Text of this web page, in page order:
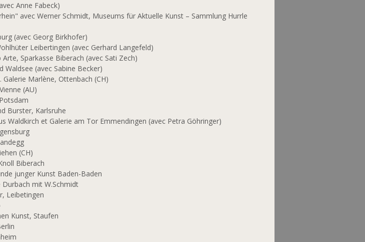
Anne Fabeck)
avec Werner Schmidt, Museums für Aktuelle Kunst – Sammlung Hurrle
(avec Georg Birkhofer)
Leibertingen (avec Gerhard Langefeld)
Sparkasse Biberach (avec Sati Zech)
Waldsee (avec Sabine Becker)
Galerie Marlène, Ottenbach (CH)
(AU)
Burster, Karlsruhe
Waldkirch et Galerie am Tor Emmendingen (avec Petra Göhringer)
(CH)
Biberach
junger Kunst Baden-Baden
Durbach mit W.Schmidt
Leibetingen
Kunst, Staufen